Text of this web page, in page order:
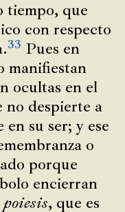
tiempo, que
con respecto
33 Pues en
manifiestan
ocultas en el
no despierte a
en su ser; y ese
o
porque
encierran
poiesis, que es